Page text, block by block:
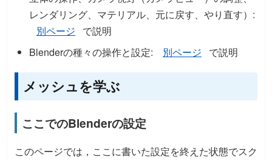
レンダリング、マテリアル、元に戻す、やり直す）:
別ページ
で説明
Blenderの種々の操作と設定:
別ページ で説明
メッシュを学ぶ
ここでのBlenderの設定
このページでは，ここに書いた設定を終えた状態でスク